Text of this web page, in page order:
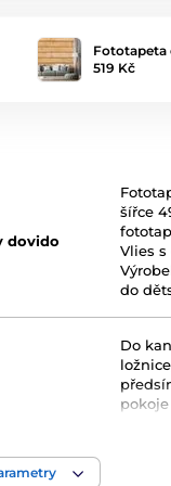
Fototapeta
519 Kč
dovido
šířce
Vlies s
do
Do
ložnice
pokoje